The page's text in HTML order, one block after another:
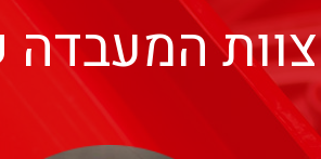
צוות המעבדה